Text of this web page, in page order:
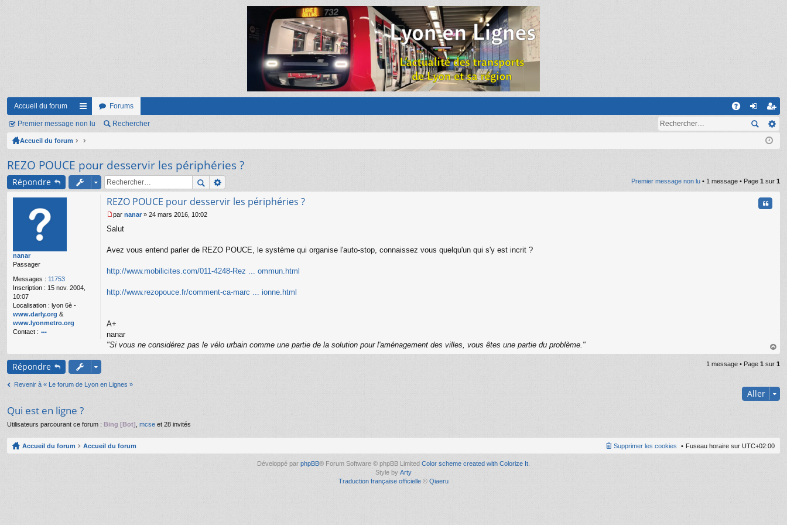
Accueil du forum
ac
co
ci
s
Forums
on ns
cri
Premier message non lu Rechercher
Accueil du forum
REZO POUCE pour desservir les périphéries ?
Répondre Premier message non lu • 1 message • Page 1 sur 1
nanar
Passager
Messages : 11753
Inscription : 15 nov. 2004,
10:07
Localisation : lyon 6è -
www.darly.org &
www.lyonmetro.org
Contact :
ac
te
n
ar
REZO POUCE pour desservir les périphéries ?
e
s
e
o
par nanar » 24 mars 2016, 10:02
Salut
Avez vous entend parler de REZO POUCE, le système qui organise l'auto-stop, connaissez vous quelqu'un qui s'y est incrit ?
http://www.mobilicites.com/011-4248-Rez ... ommun.html
http://www.rezopouce.fr/comment-ca-marc ... ionne.html
A+
nanar
"Si vous ne considérez pas le vélo urbain comme une partie de la solution pour l'aménagement des villes, vous êtes une partie du problème."
au
t
Répondre 1 message • Page 1 sur 1
Revenir à « Le forum de Lyon en Lignes »
Aller
Qui est en ligne ?
Utilisateurs parcourant ce forum : Bing [Bot] mcse et 28 invités
Accueil du forum Accueil du forum Fuseau horaire sur UTC+02:00
Supprimer les cookies
Développé par phpBB® Forum Software © phpBB Limited Color scheme created with Colorize It
Style by Arty
Traduction française officielle © Qiaeru